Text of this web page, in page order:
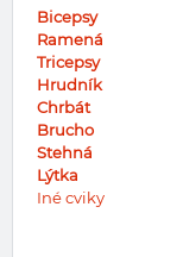
Bicepsy
Ramená
Tricepsy
Hrudník
Chrbát
Brucho
Stehná
Lýtka
Iné cviky